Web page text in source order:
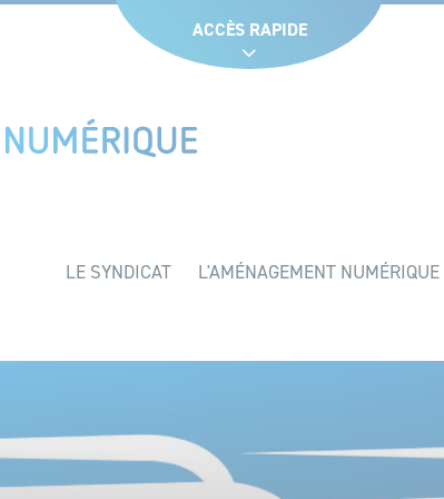
ACCÈS RAPIDE
LE SYNDICAT L'AMÉNAGEMENT NUMÉRIQUE